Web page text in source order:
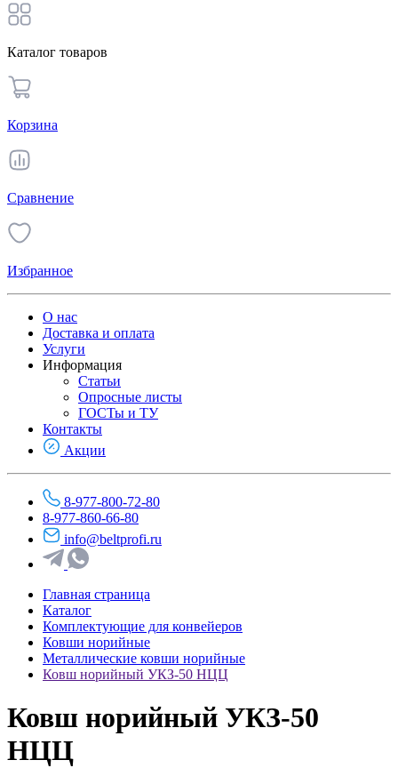
Каталог товаров
Корзина
Сравнение
Избранное
О нас
Доставка и оплата
Услуги
Информация
Статьи
Опросные листы
ГОСТы и ТУ
Контакты
Акции
8-977-800-72-80
8-977-860-66-80
info@beltprofi.ru
Главная страница
Каталог
Комплектующие для конвейеров
Ковши норийные
Металлические ковши норийные
Ковш норийный УКЗ-50 НЦЦ
Ковш норийный УКЗ-50
НЦЦ